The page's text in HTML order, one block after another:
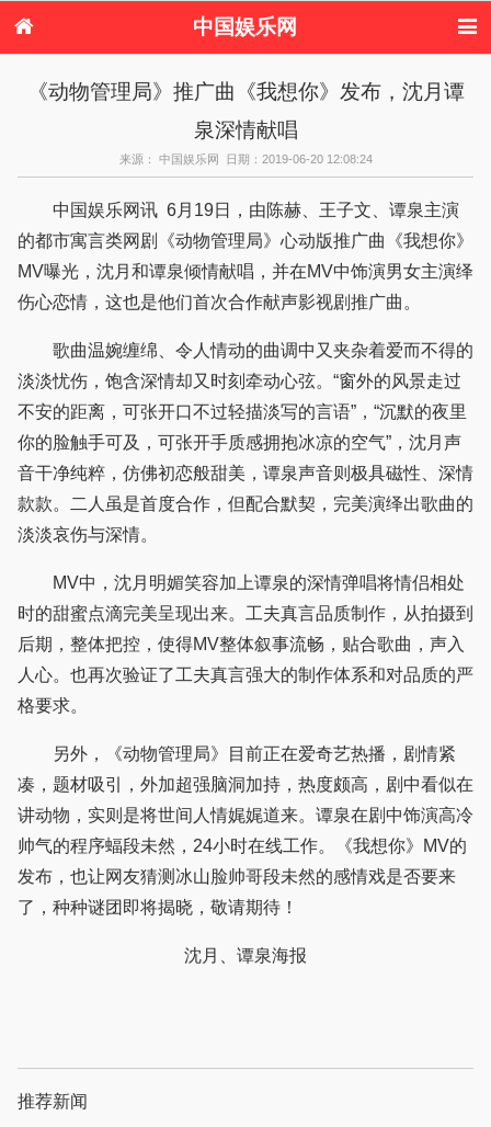
中国娱乐网
港台娱乐
日本娱乐 韩国娱乐
欧美娱乐
音乐新闻 影视新闻
港台明星八卦
日本韩国明星
欧美明星八卦
《动物管理局》推广曲《我想你》发布，沈月谭
泉深情献唱
来源： 中国娱乐网 日期：2019-06-20 12:08:24
中国娱乐网讯 6月19日，由陈赫、王子文、谭泉主演
的都市寓言类网剧《动物管理局》心动版推广曲《我想你》
MV曝光，沈月和谭泉倾情献唱，并在MV中饰演男女主演绎
伤心恋情，这也是他们首次合作献声影视剧推广曲。
歌曲温婉缠绵、令人情动的曲调中又夹杂着爱而不得的
淡淡忧伤，饱含深情却又时刻牵动心弦。“窗外的风景走过
不安的距离，可张开口不过轻描淡写的言语”，“沉默的夜里
你的脸触手可及，可张开手质感拥抱冰凉的空气”，沈月声
音干净纯粹，仿佛初恋般甜美，谭泉声音则极具磁性、深情
款款。二人虽是首度合作，但配合默契，完美演绎出歌曲的
淡淡哀伤与深情。
MV中，沈月明媚笑容加上谭泉的深情弹唱将情侣相处
时的甜蜜点滴完美呈现出来。工夫真言品质制作，从拍摄到
后期，整体把控，使得MV整体叙事流畅，贴合歌曲，声入
人心。也再次验证了工夫真言强大的制作体系和对品质的严
格要求。
另外，《动物管理局》目前正在爱奇艺热播，剧情紧
凑，题材吸引，外加超强脑洞加持，热度颇高，剧中看似在
讲动物，实则是将世间人情娓娓道来。谭泉在剧中饰演高冷
帅气的程序蝠段未然，24小时在线工作。《我想你》MV的
发布，也让网友猜测冰山脸帅哥段未然的感情戏是否要来
了，种种谜团即将揭晓，敬请期待！
沈月、谭泉海报
推荐新闻